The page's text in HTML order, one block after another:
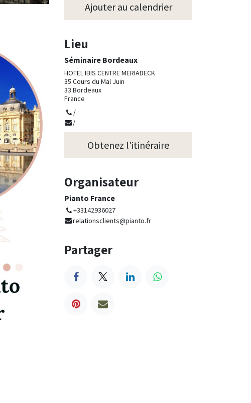
Ajouter au calendrier
Lieu
Séminaire Bordeaux
HOTEL IBIS CENTRE MERIADECK
35 Cours du Mal Juin
33 Bordeaux
France
/
/
Obtenez l'itinéraire
Organisateur
Pianto France
+33142936027
relationsclients@pianto.fr
Partager